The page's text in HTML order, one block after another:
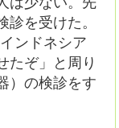
を受けた。
ンドネシア
たぞ」と周り
）の検診をす